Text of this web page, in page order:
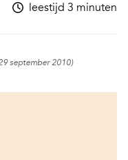
leestijd 3 minuten
september 2010)